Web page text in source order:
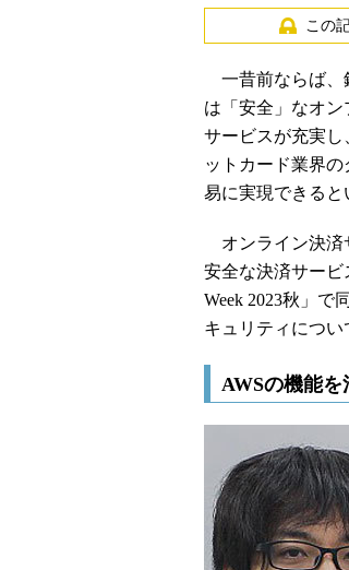
この
一昔前ならば、
は「安全」なオ
サービスが充実
ットカード業界
易に実現できると
オンライン決済
安全な決済サービ
Week 2023秋」で
キュリティについ
AWSの機能を